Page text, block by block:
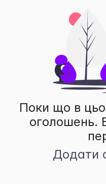
Поки що в
оголошень.
Додати